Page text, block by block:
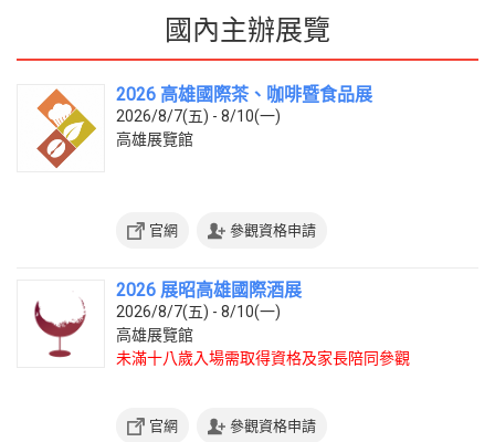
國內主辦展覽
2026 高雄國際茶、咖啡暨食品展
2026/8/7(五) - 8/10(一)
高雄展覽館
官網 參觀資格申請
2026 展昭高雄國際酒展
2026/8/7(五) - 8/10(一)
高雄展覽館
未滿十八歲入場需取得資格及家長陪同參觀
官網 參觀資格申請